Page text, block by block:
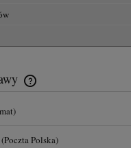
(Poczta Polska)